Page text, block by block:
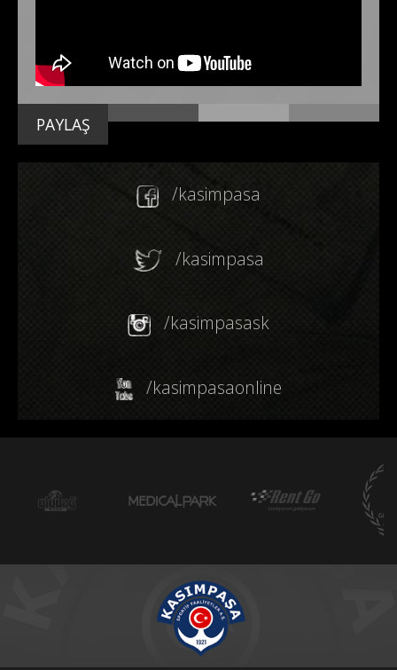
PAYLAŞ
/kasimpasa
/kasimpasa
/kasimpasask
/kasimpasaonline